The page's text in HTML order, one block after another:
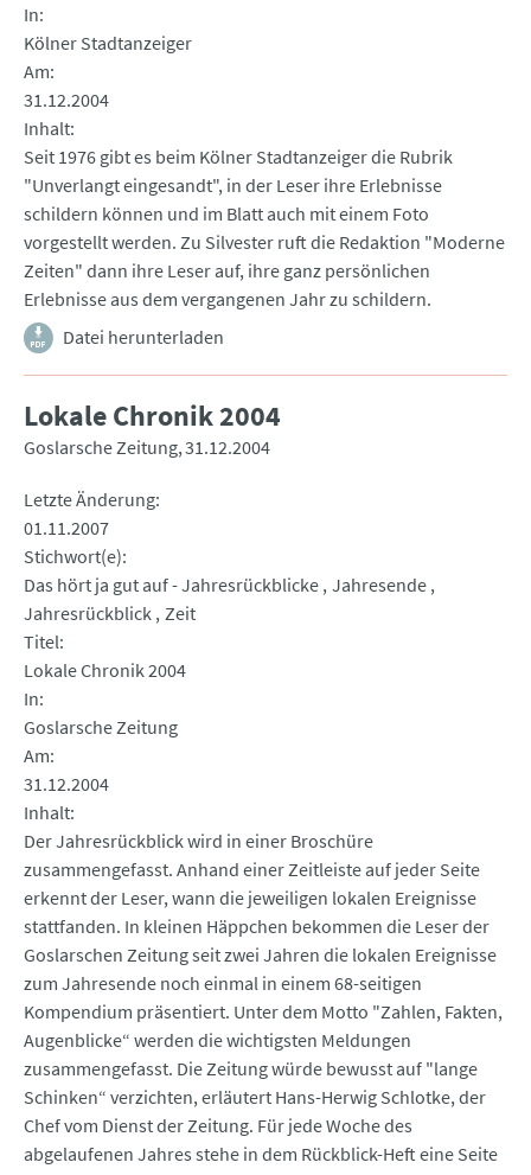
In
Kölner Stadtanzeiger
Am
31.12.2004
Inhalt
Seit 1976 gibt es beim Kölner Stadtanzeiger die Rubrik
"Unverlangt eingesandt", in der Leser ihre Erlebnisse
schildern können und im Blatt auch mit einem Foto
vorgestellt werden. Zu Silvester ruft die Redaktion "Moderne
Zeiten" dann ihre Leser auf, ihre ganz persönlichen
Erlebnisse aus dem vergangenen Jahr zu schildern.
Datei herunterladen
Lokale Chronik 2004
Goslarsche Zeitung 31.12.2004
Letzte Änderung
01.11.2007
Stichwort(e)
Das hört ja gut auf - Jahresrückblicke Jahresende
Jahresrückblick Zeit
Titel
Lokale Chronik 2004
In
Goslarsche Zeitung
Am
31.12.2004
Inhalt
Der Jahresrückblick wird in einer Broschüre
zusammengefasst. Anhand einer Zeitleiste auf jeder Seite
erkennt der Leser, wann die jeweiligen lokalen Ereignisse
stattfanden. In kleinen Häppchen bekommen die Leser der
Goslarschen Zeitung seit zwei Jahren die lokalen Ereignisse
zum Jahresende noch einmal in einem 68-seitigen
Kompendium präsentiert. Unter dem Motto "Zahlen, Fakten,
Augenblicke“ werden die wichtigsten Meldungen
zusammengefasst. Die Zeitung würde bewusst auf "lange
Schinken“ verzichten, erläutert Hans-Herwig Schlotke, der
Chef vom Dienst der Zeitung. Für jede Woche des
abgelaufenen Jahres stehe in dem Rückblick-Heft eine Seite